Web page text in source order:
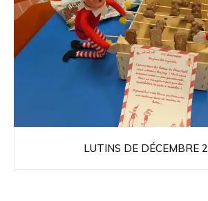
LUTINS DE DÉCEMBRE